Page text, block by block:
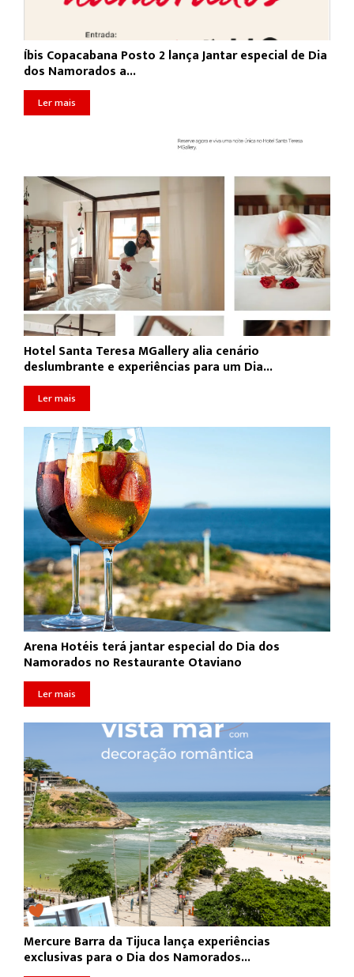
Íbis Copacabana Posto 2 lança Jantar especial de Dia
dos Namorados a...
Ler mais
Hotel Santa Teresa MGallery alia cenário
deslumbrante e experiências para um Dia...
Ler mais
Arena Hotéis terá jantar especial do Dia dos
Namorados no Restaurante Otaviano
Ler mais
Mercure Barra da Tijuca lança experiências
exclusivas para o Dia dos Namorados...